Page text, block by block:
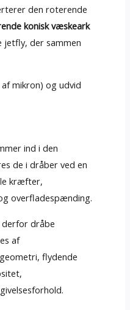
den roterende
konisk væskeark
jetfly, der sammen
​​mikron) og udvid
ind i den
de i dråber ved en
kræfter,
overfladespænding.
derfor dråbe
af
flydende